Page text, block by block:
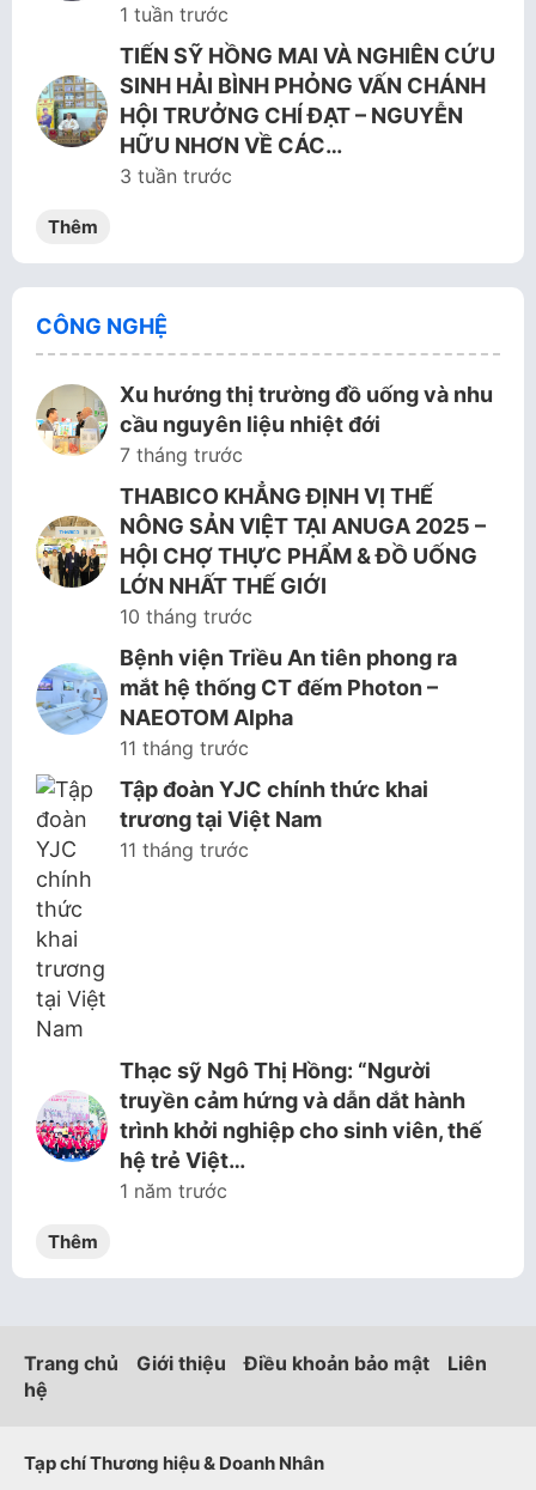
1 tuần trước
TIẾN SỸ HỒNG MAI VÀ NGHIÊN CỨU
SINH HẢI BÌNH PHỎNG VẤN CHÁNH
HỘI TRƯỞNG CHÍ ĐẠT – NGUYỄN
HỮU NHƠN VỀ CÁC…
3 tuần trước
Thêm
CÔNG NGHỆ
Xu hướng thị trường đồ uống và nhu
cầu nguyên liệu nhiệt đới
7 tháng trước
THABICO KHẲNG ĐỊNH VỊ THẾ
NÔNG SẢN VIỆT TẠI ANUGA 2025 –
HỘI CHỢ THỰC PHẨM & ĐỒ UỐNG
LỚN NHẤT THẾ GIỚI
10 tháng trước
Bệnh viện Triều An tiên phong ra
mắt hệ thống CT đếm Photon –
NAEOTOM Alpha
11 tháng trước
Tập đoàn YJC chính thức khai
trương tại Việt Nam
11 tháng trước
Thạc sỹ Ngô Thị Hồng: “Người
truyền cảm hứng và dẫn dắt hành
trình khởi nghiệp cho sinh viên, thế
hệ trẻ Việt…
1 năm trước
Thêm
Trang chủ Giới thiệu Điều khoản bảo mật
Liên
hệ
Tạp chí Thương hiệu & Doanh Nhân